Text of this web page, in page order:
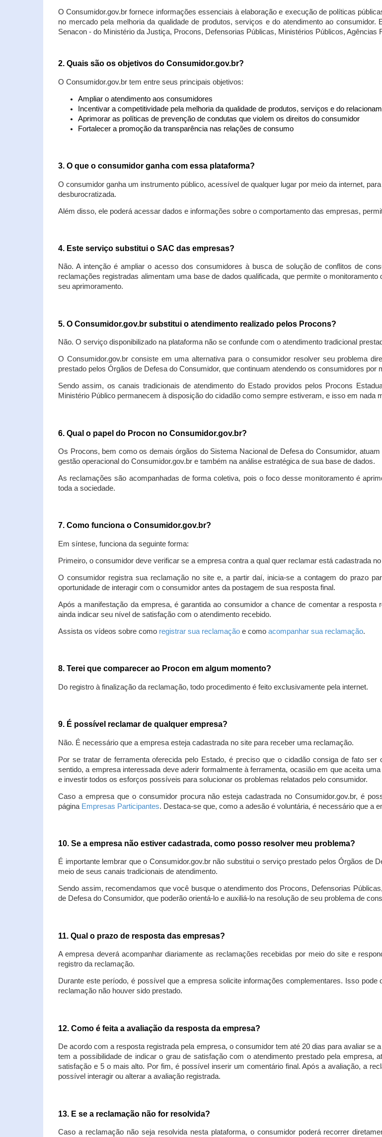
O Consumidor.gov.br fornece informações essenciais à elaboração e execução de políticas
no mercado pela melhoria da qualidade de produtos, serviços e do atendimento ao
Senacon - do Ministério da Justiça, Procons, Defensorias Públicas, Ministérios Públicos,
2. Quais são os objetivos do Consumidor.gov.br?
O Consumidor.gov.br tem entre seus principais objetivos:
Ampliar o atendimento aos consumidores
Incentivar a competitividade pela melhoria da qualidade de produtos, serviços e do
Aprimorar as políticas de prevenção de condutas que violem os direitos do consumidor
Fortalecer a promoção da transparência nas relações de consumo
3. O que o consumidor ganha com essa plataforma?
O consumidor ganha um instrumento público, acessível de qualquer lugar por meio da internet,
desburocratizada.
Além disso, ele poderá acessar dados e informações sobre o comportamento das empresas,
4. Este serviço substitui o SAC das empresas?
Não. A intenção é ampliar o acesso dos consumidores à busca de solução de conflitos de
reclamações registradas alimentam uma base de dados qualificada, que permite o
seu aprimoramento.
5. O Consumidor.gov.br substitui o atendimento realizado pelos Procons?
Não. O serviço disponibilizado na plataforma não se confunde com o atendimento tradicional
O Consumidor.gov.br consiste em uma alternativa para o consumidor resolver seu problema
prestado pelos Órgãos de Defesa do Consumidor, que continuam atendendo os consumidores por
Sendo assim, os canais tradicionais de atendimento do Estado providos pelos Procons
Ministério Público permanecem à disposição do cidadão como sempre estiveram, e isso em nada
6. Qual o papel do Procon no Consumidor.gov.br?
Os Procons, bem como os demais órgãos do Sistema Nacional de Defesa do Consumidor,
gestão operacional do Consumidor.gov.br e também na análise estratégica de sua base de dados.
As reclamações são acompanhadas de forma coletiva, pois o foco desse monitoramento é
toda a sociedade.
7. Como funciona o Consumidor.gov.br?
Em síntese, funciona da seguinte forma:
Primeiro, o consumidor deve verificar se a empresa contra a qual quer reclamar está cadastrada
O consumidor registra sua reclamação no site e, a partir daí, inicia-se a contagem do prazo
oportunidade de interagir com o consumidor antes da postagem de sua resposta final.
Após a manifestação da empresa, é garantida ao consumidor a chance de comentar a
ainda indicar seu nível de satisfação com o atendimento recebido.
Assista os vídeos sobre como registrar sua reclamação e como acompanhar sua reclamação.
8. Terei que comparecer ao Procon em algum momento?
Do registro à finalização da reclamação, todo procedimento é feito exclusivamente pela internet.
9. É possível reclamar de qualquer empresa?
Não. É necessário que a empresa esteja cadastrada no site para receber uma reclamação.
Por se tratar de ferramenta oferecida pelo Estado, é preciso que o cidadão consiga de fato
sentido, a empresa interessada deve aderir formalmente à ferramenta, ocasião em que aceita
e investir todos os esforços possíveis para solucionar os problemas relatados pelo consumidor.
Caso a empresa que o consumidor procura não esteja cadastrada no Consumidor.gov.br, é
página Empresas Participantes. Destaca-se que, como a adesão é voluntária, é necessário que a
10. Se a empresa não estiver cadastrada, como posso resolver meu problema?
É importante lembrar que o Consumidor.gov.br não substitui o serviço prestado pelos Órgãos de
meio de seus canais tradicionais de atendimento.
Sendo assim, recomendamos que você busque o atendimento dos Procons, Defensorias
de Defesa do Consumidor, que poderão orientá-lo e auxiliá-lo na resolução de seu problema de
11. Qual o prazo de resposta das empresas?
A empresa deverá acompanhar diariamente as reclamações recebidas por meio do site e
registro da reclamação.
Durante este período, é possível que a empresa solicite informações complementares. Isso
reclamação não houver sido prestado.
12. Como é feita a avaliação da resposta da empresa?
De acordo com a resposta registrada pela empresa, o consumidor tem até 20 dias para avaliar se
tem a possibilidade de indicar o grau de satisfação com o atendimento prestado pela
satisfação e 5 o mais alto. Por fim, é possível inserir um comentário final. Após a avaliação, a
possível interagir ou alterar a avaliação registrada.
13. E se a reclamação não for resolvida?
Caso a reclamação não seja resolvida nesta plataforma, o consumidor poderá recorrer